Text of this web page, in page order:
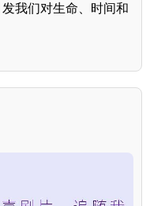
我们对生命、时间和